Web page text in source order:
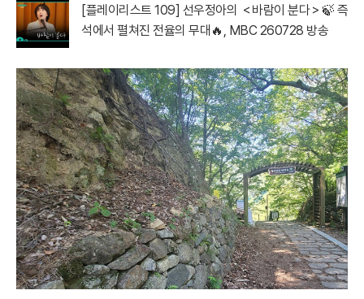
[플레이리스트 109] 선우정아의 ＜바람이 분다＞🍃 즉
석에서 펼쳐진 전율의 무대🔥, MBC 260728 방송